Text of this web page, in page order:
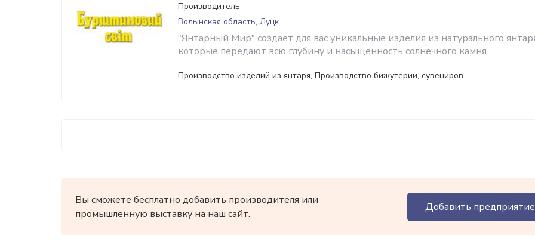
Производитель
Волынская область, Луцк
"Янтарный Мир" создает для вас уникальные изделия из натурального
которые передают всю глубину и насыщенность солнечного камня.
Производство изделий из янтаря, Производство бижутерии, сувениров
Вы сможете бесплатно добавить производителя или
промышленную выставку на наш сайт.
Добавить предприятие